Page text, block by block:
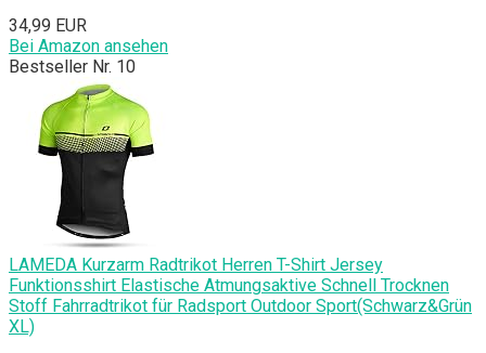
34,99 EUR
Bei Amazon ansehen
Bestseller Nr. 10
LAMEDA Kurzarm Radtrikot Herren T-Shirt Jersey
Funktionsshirt Elastische Atmungsaktive Schnell Trocknen
Stoff Fahrradtrikot für Radsport Outdoor Sport(Schwarz&Grün
XL)